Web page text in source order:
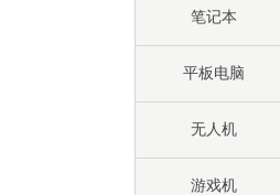
笔记本
平板电脑
无人机
游戏机